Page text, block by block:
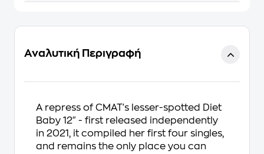
Αναλυτική Περιγραφή
A repress of CMAT's lesser-spotted Diet
Baby 12" - first released independently
in 2021, it compiled her first four singles,
and remains the only place you can